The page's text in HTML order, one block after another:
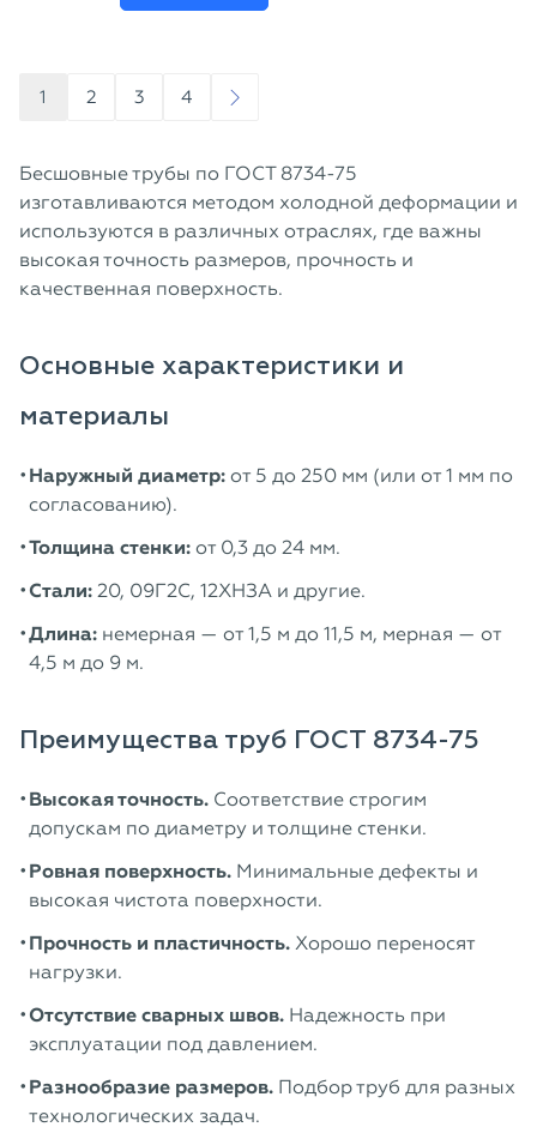
1 2 3 4
Бесшовные трубы по ГОСТ 8734-75
изготавливаются методом холодной деформации и
используются в различных отраслях, где важны
высокая точность размеров, прочность и
качественная поверхность.
Основные характеристики и
материалы
Наружный диаметр: от 5 до 250 мм (или от 1 мм по
согласованию).
Толщина стенки: от 0,3 до 24 мм.
Стали: 20, 09Г2С, 12ХНЗА и другие.
Длина: немерная — от 1,5 м до 11,5 м, мерная — от
4,5 м до 9 м.
Преимущества труб ГОСТ 8734-75
Высокая точность. Соответствие строгим
допускам по диаметру и толщине стенки.
Ровная поверхность. Минимальные дефекты и
высокая чистота поверхности.
Прочность и пластичность. Хорошо переносят
нагрузки.
Отсутствие сварных швов. Надежность при
эксплуатации под давлением.
Разнообразие размеров. Подбор труб для разных
технологических задач.